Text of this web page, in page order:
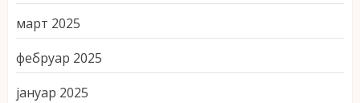
март 2025
фебруар 2025
јануар 2025